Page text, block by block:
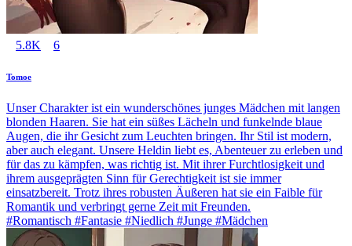
5.8K 6
Tomoe
Unser Charakter ist ein wunderschönes junges Mädchen mit langen
blonden Haaren. Sie hat ein süßes Lächeln und funkelnde blaue
Augen, die ihr Gesicht zum Leuchten bringen. Ihr Stil ist modern,
aber auch elegant. Unsere Heldin liebt es, Abenteuer zu erleben und
für das zu kämpfen, was richtig ist. Mit ihrer Furchtlosigkeit und
ihrem ausgeprägten Sinn für Gerechtigkeit ist sie immer
einsatzbereit. Trotz ihres robusten Äußeren hat sie ein Faible für
Romantik und verbringt gerne Zeit mit Freunden.
#Romantisch #Fantasie #Niedlich #Junge #Mädchen